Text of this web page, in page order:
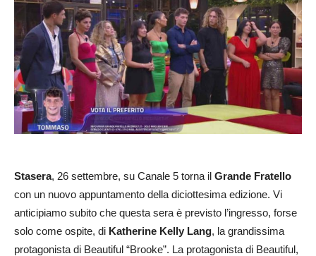
Stasera, 26 settembre, su Canale 5 torna il Grande Fratello
con un nuovo appuntamento della diciottesima edizione. Vi
anticipiamo subito che questa sera è previsto l’ingresso, forse
solo come ospite, di Katherine Kelly Lang, la grandissima
protagonista di Beautiful “Brooke”. La protagonista di Beautiful,